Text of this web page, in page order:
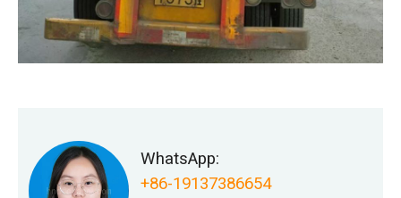
WhatsApp:
+86-19137386654